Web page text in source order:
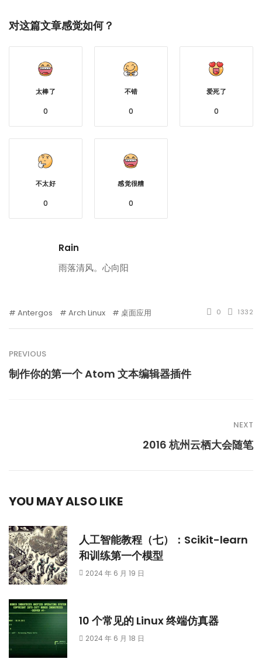
对这篇文章感觉如何？
太棒了
0
不错
0
爱死了
0
不太好
0
感觉很糟
0
Rain
雨落清风。心向阳
Antergos Arch Linux 桌面应用 0 1332
PREVIOUS
制作你的第一个 Atom 文本编辑器插件
NEXT
2016 杭州云栖大会随笔
YOU MAY ALSO LIKE
人工智能教程（七）：Scikit-learn
和训练第一个模型
2024 年 6 月 19 日
10 个常见的 Linux 终端仿真器
2024 年 6 月 18 日